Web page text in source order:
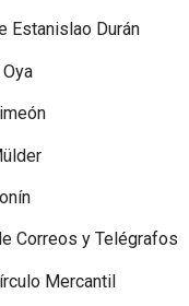
Estanislao Durán
Correos y Telégrafos
Mercantil